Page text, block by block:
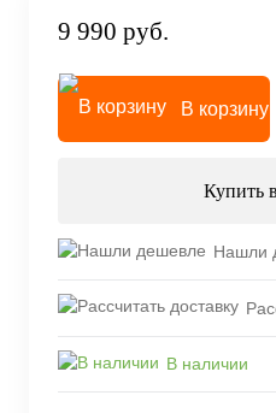
9 990 руб.
В корзину
Купить
Нашли
В наличии